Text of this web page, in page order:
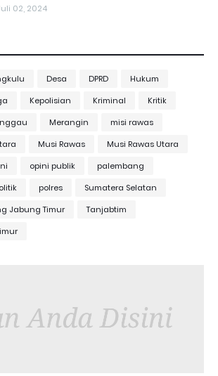
02, 2024
Desa DPRD
Hukum
Kepolisian Kriminal
Kritik
Merangin
misi rawas
Musi Rawas
Musi Rawas Utara
opini publik
palembang
polres
Sumatera Selatan
Jabung Timur
Tanjabtim